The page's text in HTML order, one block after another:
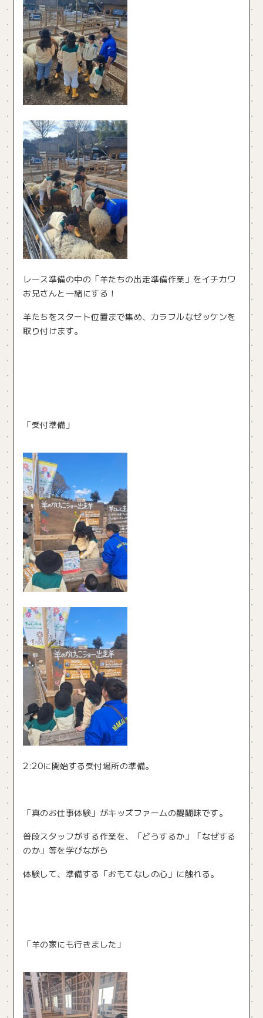
レース準備の中の「羊たちの出走準備作業」をイチカワ
お兄さんと一緒にする！
羊たちをスタート位置まで集め、カラフルなゼッケンを
取り付けます。
「受付準備」
2:20に開始する受付場所の準備。
「真のお仕事体験」がキッズファームの醍醐味です。
普段スタッフがする作業を、「どうするか」「なぜする
のか」等を学びながら
体験して、準備する「おもてなしの心」に触れる。
「羊の家にも行きました」